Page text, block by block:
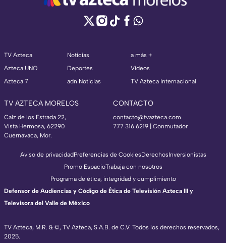
TV Azteca
Azteca UNO
Azteca 7
Noticias
Deportes
adn Noticias
a más +
Videos
TV Azteca Internacional
TV AZTECA MORELOS
Calz de los Estrada 22,
Vista Hermosa, 62290
Cuernavaca, Mor.
CONTACTO
contacto@tvazteca.com
777 316 6219 | Conmutador
TV Azteca, M.R. & ©, TV Azteca, S.A.B. de C.V. Todos los derechos reservados,
2025.
Aviso de privacidadPreferencias de CookiesDerechosInversionistas
Promo EspacioTrabaja con nosotros
Programa de ética, integridad y cumplimiento
Defensor de Audiencias y Código de Ética de Televisión Azteca III y
Televisora del Valle de México